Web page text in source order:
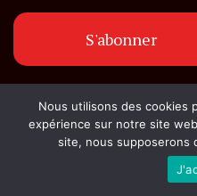
© Copyright
Nous utilisons des cookies
expérience sur notre site
site, nous supposerons